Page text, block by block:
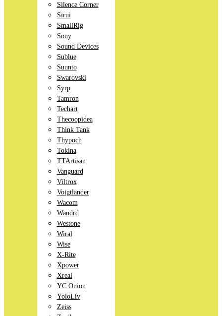
Silence Corner
Sirui
SmallRig
Sony
Sound Devices
Sublue
Suunto
Swarovski
Syrp
Tamron
Techart
Thecoopidea
Think Tank
Thypoch
Tokina
TTArtisan
Vanguard
Viltrox
Voigtlander
Wacom
Wandrd
Westone
Wiral
Wise
X-Rite
Xpower
Xreal
YC Onion
YoloLiv
Zeiss